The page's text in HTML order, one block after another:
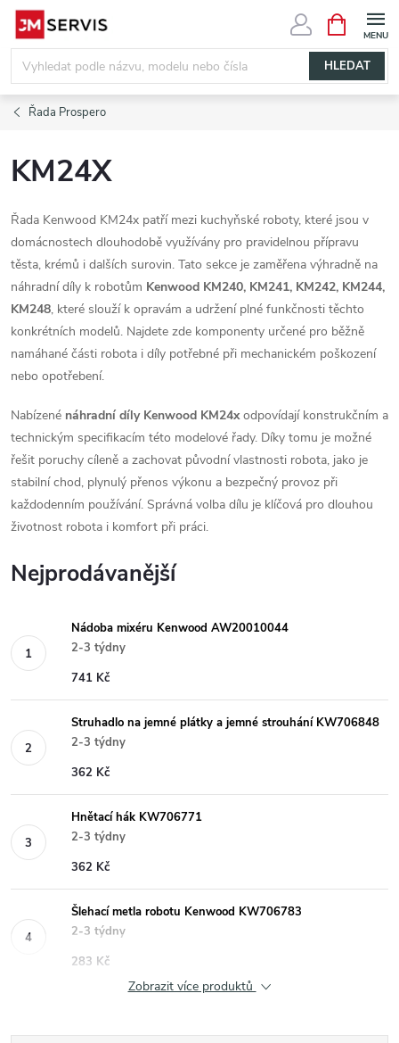
Přejít
obsah
HLEDAT
NÁKUPNÍ
KOŠÍK
Řada Prospero
KM24X
Řada Kenwood KM24x patří mezi kuchyňské roboty, které jsou v
domácnostech dlouhodobě využívány pro pravidelnou přípravu
těsta, krémů i dalších surovin. Tato sekce je zaměřena výhradně na
náhradní díly k robotům Kenwood KM240, KM241, KM242, KM244,
KM248, které slouží k opravám a udržení plné funkčnosti těchto
konkrétních modelů. Najdete zde komponenty určené pro běžně
namáhané části robota i díly potřebné při mechanickém poškození
nebo opotřebení.
Nabízené náhradní díly Kenwood KM24xodpovídají konstrukčním a
technickým specifikacím této modelové řady. Díky tomu je možné
řešit poruchy cíleně a zachovat původní vlastnosti robota, jako je
stabilní chod, plynulý přenos výkonu a bezpečný provoz při
každodenním používání. Správná volba dílu je klíčová pro dlouhou
životnost robota i komfort při práci.
Nejprodávanější
Nádoba mixéru Kenwood AW20010044
2-3 týdny
741 Kč
Struhadlo na jemné plátky a jemné strouhání KW706848
2-3 týdny
362 Kč
Hnětací hák KW706771
2-3 týdny
362 Kč
Šlehací metla robotu Kenwood KW706783
2-3 týdny
283 Kč
Zobrazit více produktů